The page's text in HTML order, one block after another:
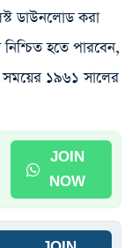
ডাউনলোড করা
হতে পারবেন,
১৯৬১ সালের
JOIN
NOW